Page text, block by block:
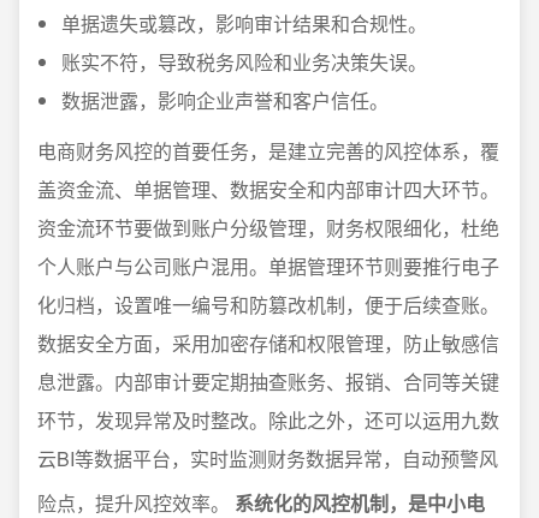
单据遗失或篡改，影响审计结果和合规性。
账实不符，导致税务风险和业务决策失误。
数据泄露，影响企业声誉和客户信任。
电商财务风控的首要任务，是建立完善的风控体系，覆
盖资金流、单据管理、数据安全和内部审计四大环节。
资金流环节要做到账户分级管理，财务权限细化，杜绝
个人账户与公司账户混用。单据管理环节则要推行电子
化归档，设置唯一编号和防篡改机制，便于后续查账。
数据安全方面，采用加密存储和权限管理，防止敏感信
息泄露。内部审计要定期抽查账务、报销、合同等关键
环节，发现异常及时整改。除此之外，还可以运用九数
云BI等数据平台，实时监测财务数据异常，自动预警风
险点，提升风控效率。 系统化的风控机制，是中小电